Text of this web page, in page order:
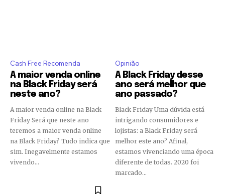
To subscribe, simply enter your email address on our website
or click the subscribe button below. Don't worry, we respect
your privacy and won't spam your inbox. Your information is
safe with us.
SUBSCRIBE
Cash Free Recomenda
A maior venda online
na Black Friday será
neste ano?
A maior venda online na Black
Friday Será que neste ano
teremos a maior venda online
na Black Friday? Tudo indica que
sim. Inegavelmente estamos
vivendo...
Opinião
A Black Friday desse
ano será melhor que
ano passado?
Black Friday Uma dúvida está
intrigando consumidores e
lojistas: a Black Friday será
melhor este ano? Afinal,
estamos vivenciando uma época
diferente de todas. 2020 foi
marcado...